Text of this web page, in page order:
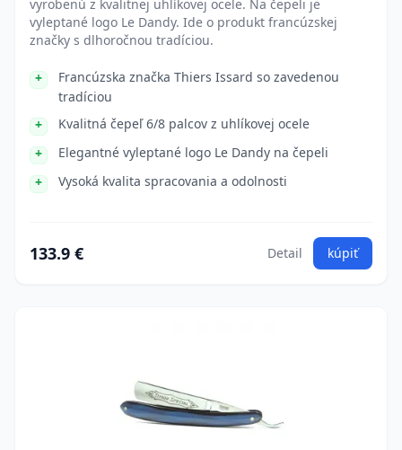
vyrobenú z kvalitnej uhlíkovej ocele. Na čepeli je
vyleptané logo Le Dandy. Ide o produkt francúzskej
značky s dlhoročnou tradíciou.
Francúzska značka Thiers Issard so zavedenou
tradíciou
Kvalitná čepeľ 6/8 palcov z uhlíkovej ocele
Elegantné vyleptané logo Le Dandy na čepeli
Vysoká kvalita spracovania a odolnosti
133.9 € Detail kúpiť